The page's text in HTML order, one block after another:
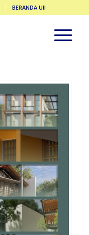
BERANDA UII